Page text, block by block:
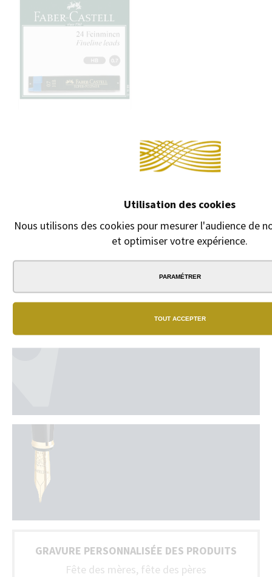
Utilisation des cookies
Nous utilisons des cookies pour mesurer l'audience de
et optimiser votre expérience.
PARAMÉTRER
TOUT ACCEPTER
Étui de 12 mines
Faber-Castell 0,7 mm.
GRAVURE PERSONNALISÉE DES PRODUITS
Fête des mères, fête des pères